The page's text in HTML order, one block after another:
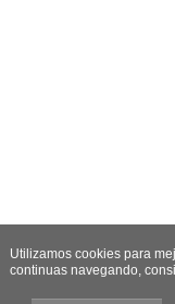
Utilizamos cookies para
continuas navegando,